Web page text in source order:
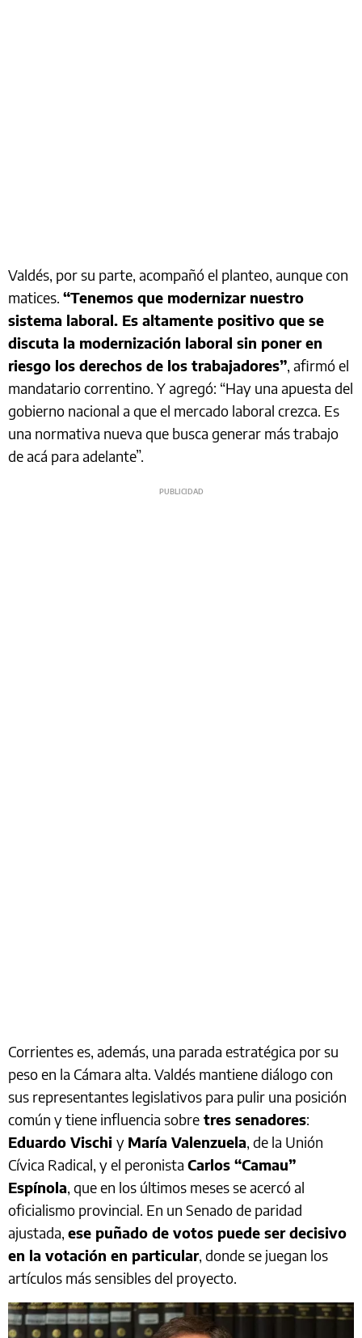
Valdés, por su parte, acompañó el planteo, aunque con
matices. “Tenemos que modernizar nuestro
sistema laboral. Es altamente positivo que se
discuta la modernización laboral sin poner en
riesgo los derechos de los trabajadores”, afirmó el
mandatario correntino. Y agregó: “Hay una apuesta del
gobierno nacional a que el mercado laboral crezca. Es
una normativa nueva que busca generar más trabajo
de acá para adelante”.
Corrientes es, además, una parada estratégica por su
peso en la Cámara alta. Valdés mantiene diálogo con
sus representantes legislativos para pulir una posición
común y tiene influencia sobre tres senadores:
Eduardo Vischi y María Valenzuela, de la Unión
Cívica Radical, y el peronista Carlos “Camau”
Espínola, que en los últimos meses se acercó al
oficialismo provincial. En un Senado de paridad
ajustada, ese puñado de votos puede ser decisivo
en la votación en particular, donde se juegan los
artículos más sensibles del proyecto.